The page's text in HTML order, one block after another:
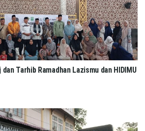
Tarhib Ramadhan Lazismu dan HIDIMU